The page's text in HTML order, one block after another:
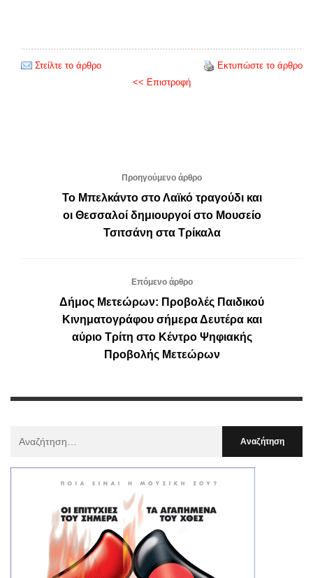
Στείλτε το άρθρο
Εκτυπώστε το άρθρο
<< Επιστροφή
Προηγούμενο άρθρο
Το Μπελκάντο στο Λαϊκό τραγούδι και
οι Θεσσαλοί δημιουργοί στο Μουσείο
Τσιτσάνη στα Τρίκαλα
Επόμενο άρθρο
Δήμος Μετεώρων: Προβολές Παιδικού
Κινηματογράφου σήμερα Δευτέρα και
αύριο Τρίτη στο Κέντρο Ψηφιακής
Προβολής Μετεώρων
: